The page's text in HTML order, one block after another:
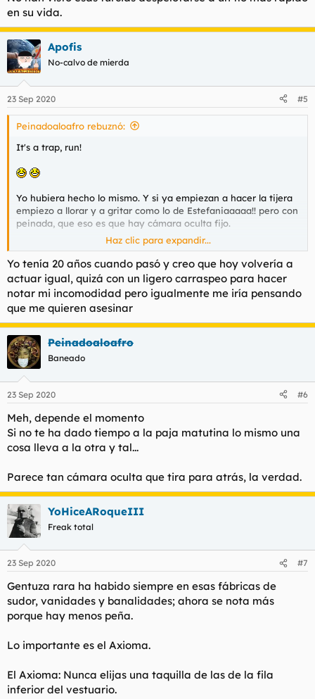
en su vida.
Apofis
No-calvo de mierda
23 Sep 2020 #5
Peinadoaloafro rebuznó:
It's a trap, run!
Yo hubiera hecho lo mismo. Y si ya empiezan a hacer la tijera
empiezo a llorar y a gritar como lo de Estefaniaaaaa!! pero con
peinada, que eso es que hay cámara oculta fijo.
Eso estando como estoy ahora, claro. Me pilla hace 15 años y
me pongo en bolas en 0,000000000000001 milisecs. No han
visto esas furcias despelotarse a un tío más rápido en su vida.
Haz clic para expandir...
Yo tenía 20 años cuando pasó y creo que hoy volvería a
actuar igual, quizá con un ligero carraspeo para hacer
notar mi incomodidad pero igualmente me iría pensando
que me quieren asesinar
Peinadoaloafro
Baneado
23 Sep 2020 #6
Meh, depende el momento
Si no te ha dado tiempo a la paja matutina lo mismo una
cosa lleva a la otra y tal...
Parece tan cámara oculta que tira para atrás, la verdad.
YoHiceARoqueIII
Freak total
23 Sep 2020 #7
Gentuza rara ha habido siempre en esas fábricas de
sudor, vanidades y banalidades; ahora se nota más
porque hay menos peña.
Lo importante es el Axioma.
El Axioma: Nunca elijas una taquilla de las de la fila
inferior del vestuario.